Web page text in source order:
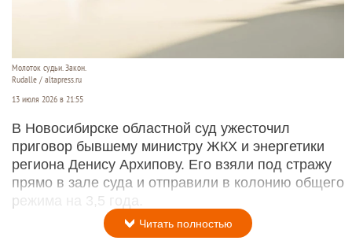
Молоток судьи. Закон.
Rudalle / altapress.ru
13 июля 2026 в 21:55
В Новосибирске областной суд ужесточил
приговор бывшему министру ЖКХ и энергетики
региона Денису Архипову. Его взяли под стражу
прямо в зале суда и отправили в колонию общего
режима на 3,5 года.
Читать полностью